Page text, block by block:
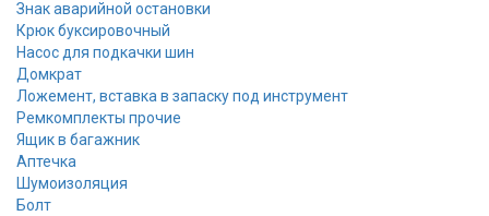
Знак аварийной остановки
Крюк буксировочный
Насос для подкачки шин
Домкрат
Ложемент, вставка в запаску под инструмент
Ремкомплекты прочие
Ящик в багажник
Аптечка
Шумоизоляция
Болт